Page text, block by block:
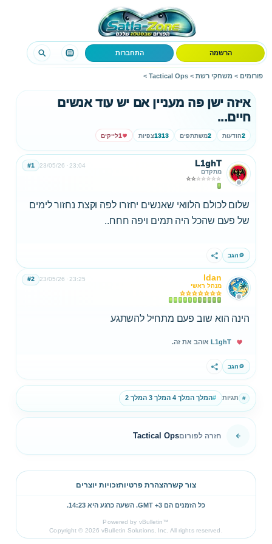
הרשמה התחברות
פורומים > משחקי רשת >
Tactical Ops
>
איזה ישן פה מעניין אם יש עוד אנשים
חיים...
2הודעות 2משתתפים 1313צפיות 1לייקים
L1ghT
מתקדם
23/05/26 23:04
#1
שלום לכולם הלוואי שאנשים יחזרו לפה וקצת נחזור לימים
של פעם שהכל היה תמים ויפה חחח..
הגב שתף
Idan
מנהל ראשי
23/05/26 23:25
#2
הינה הוא שוב פעם מתחיל להשתגע
L1ghT אוהב את זה.
הגב שתף
# תגיות #המלך המלך 4 המלך 3 המלך 2
חזרה לפורוםTactical Ops
צור קשרהצהרת פרטיותזכויות יוצרים
כל הזמנים הם GMT +3. השעה כרגע היא 14:23
.
Powered by vBulletin™
Copyright © 2026 vBulletin Solutions, Inc. All rights reserved.